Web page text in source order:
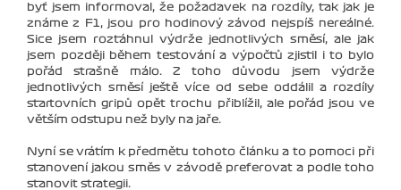
byť jsem informoval, že požadavek na rozdíly, tak jak je
známe z F1, jsou pro hodinový závod nejspíš nereálné.
Sice jsem roztáhnul výdrže jednotlivých směsí, ale jak
jsem později během testování a výpočtů zjistil i to bylo
pořád strašně málo. Z toho důvodu jsem výdrže
jednotlivých směsí ještě více od sebe oddálil a rozdíly
startovních gripů opět trochu přiblížil, ale pořád jsou ve
větším odstupu než byly na jaře.
Nyní se vrátím k předmětu tohoto článku a to pomoci při
stanovení jakou směs v závodě preferovat a podle toho
stanovit strategii.